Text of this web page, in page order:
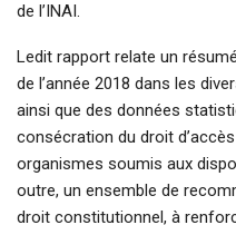
de l’INAI.
Ledit rapport relate un
de l’année 2018 dans les
ainsi que des données
consécration du droit
organismes soumis aux
outre, un ensemble de
droit constitutionnel, à